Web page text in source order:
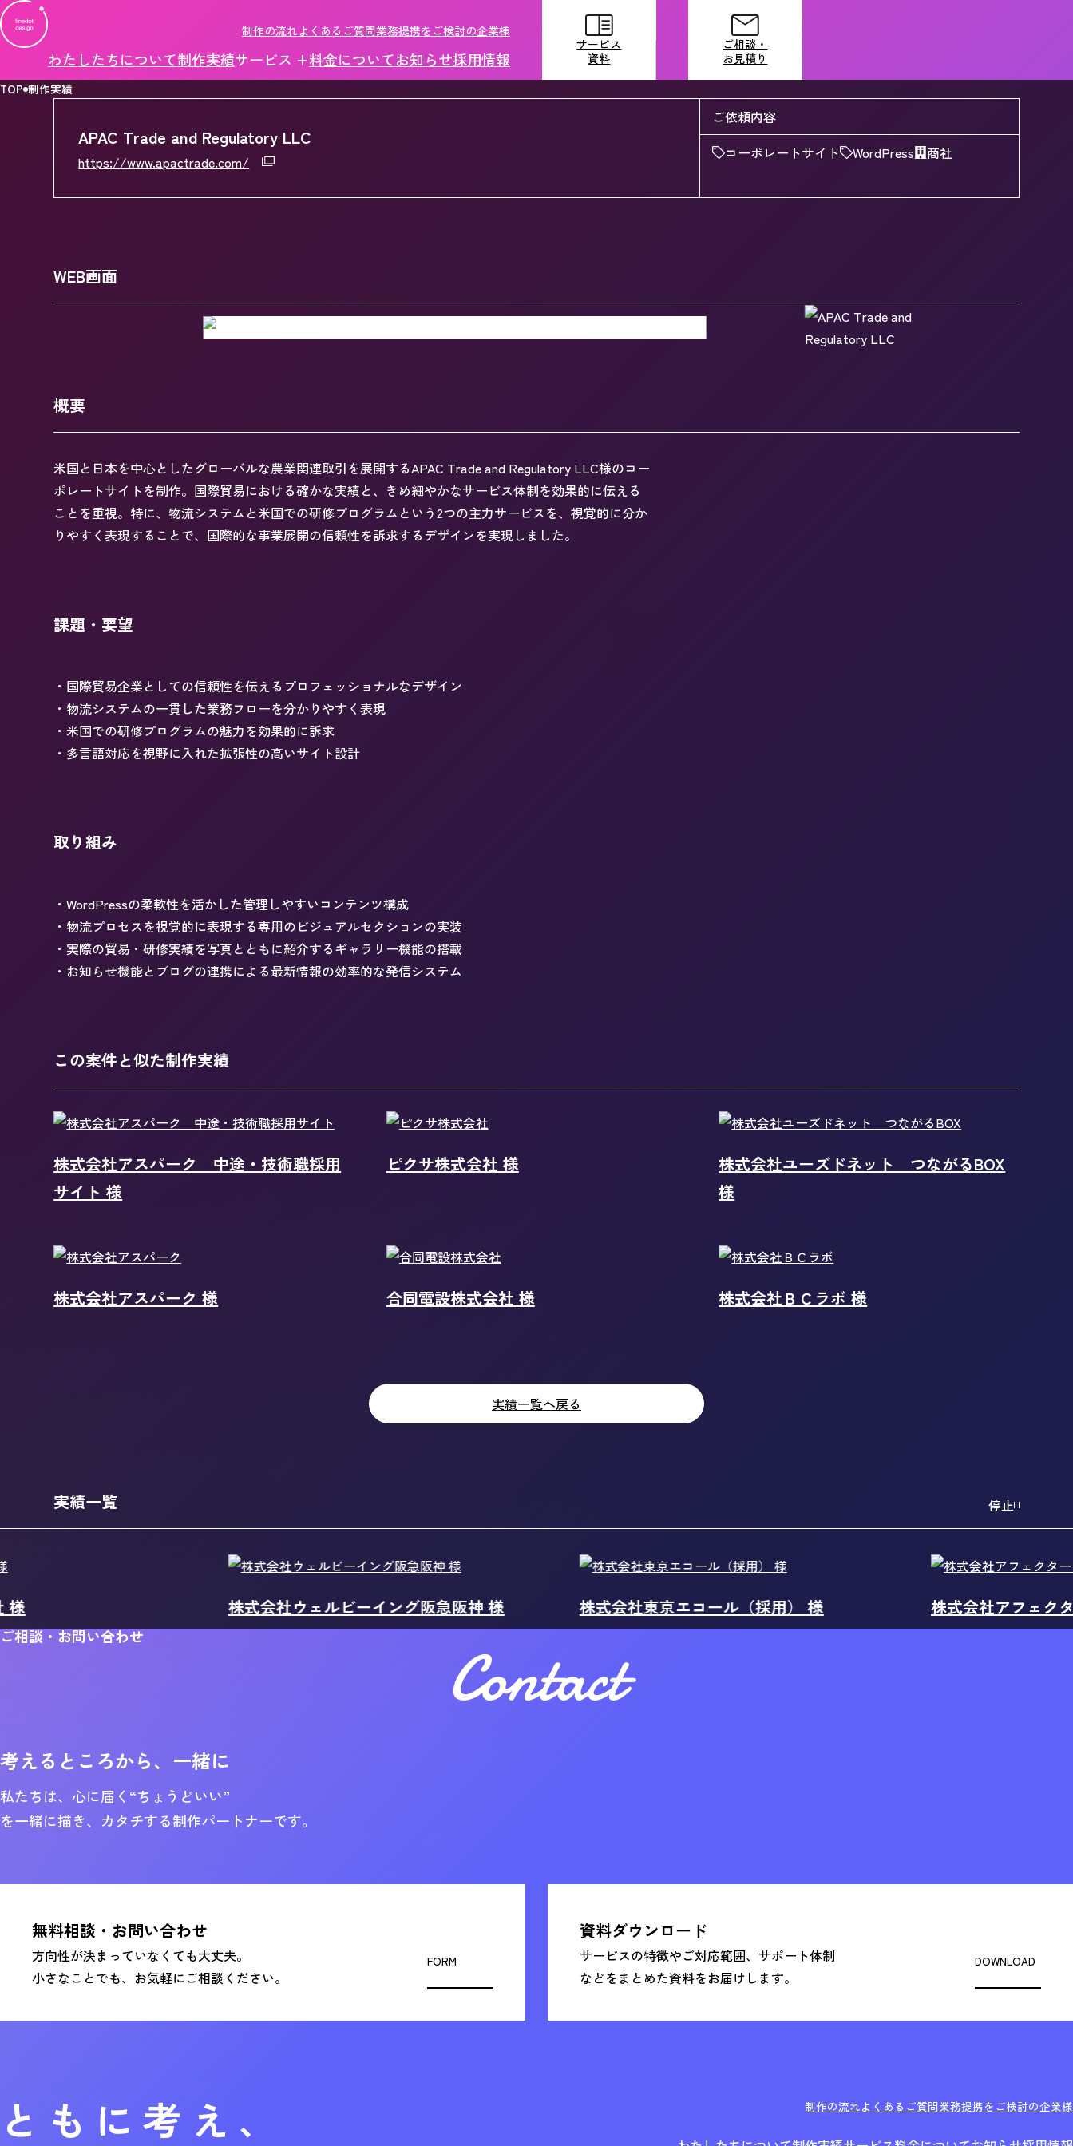
制作の流れ よくあるご質問業務提携をご検討の企業様
わたしたちについて制作実績サービス +料金についてお知らせ採用情報
サービス
資料
ご相談・
お見積り
ご相談・
お見積り
TOP 制作実績
APAC Trade and Regulatory LLC
https://www.apactrade.com/
ご依頼内容
コーポレートサイト
WordPress 商社
WEB画面
概要
米国と日本を中心としたグローバルな農業関連取引を展開するAPAC Trade and Regulatory LLC様のコー
ポレートサイトを制作。国際貿易における確かな実績と、きめ細やかなサービス体制を効果的に伝える
ことを重視。特に、物流システムと米国での研修プログラムという2つの主力サービスを、視覚的に分か
りやすく表現することで、国際的な事業展開の信頼性を訴求するデザインを実現しました。
課題・要望
・国際貿易企業としての信頼性を伝えるプロフェッショナルなデザイン
・物流システムの一貫した業務フローを分かりやすく表現
・米国での研修プログラムの魅力を効果的に訴求
・多言語対応を視野に入れた拡張性の高いサイト設計
取り組み
・WordPressの柔軟性を活かした管理しやすいコンテンツ構成
・物流プロセスを視覚的に表現する専用のビジュアルセクションの実装
・実際の貿易・研修実績を写真とともに紹介するギャラリー機能の搭載
・お知らせ機能とブログの連携による最新情報の効率的な発信システム
この案件と似た制作実績
株式会社アスパーク 中途・技術職採用
サイト 様
ピクサ株式会社 様
株式会社ユーズドネット つながるBOX
様
株式会社アスパーク 様 合同電設株式会社 様 株式会社ＢＣラボ 様
実績一覧へ戻る
実績一覧
株式会社ウェルビーイング阪急阪神 様 株式会社東京エコール（採用） 様 株式会社アフェクター 様
停止
ご相談・お問い合わせ Contact
考えるところから、一緒に
私たちは、心に届く“ちょうどいい”
を一緒に描き、カタチする制作パートナーです。
無料相談・お問い合わせ
方向性が決まっていなくても大丈夫。
小さなことでも、お気軽にご相談ください。
FORM
資料ダウンロード
サービスの特徴やご対応範囲、サポート体制
などをまとめた資料をお届けします。
DOWNLOAD
ともに考え、 制作の流れよくあるご質問業務提携をご検討の企業様